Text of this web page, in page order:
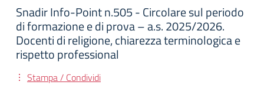
Snadir Info-Point n.505 - Circolare sul periodo
di formazione e di prova – a.s. 2025/2026.
Docenti di religione, chiarezza terminologica e
rispetto professional
Stampa / Condividi